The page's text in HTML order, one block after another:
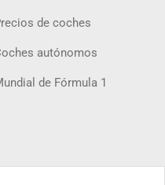
de coches
autónomos
de Fórmula 1